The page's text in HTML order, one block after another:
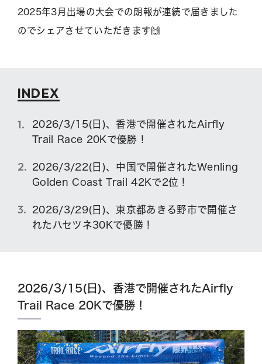
2025年3月出場の大会での朗報が連続で届きました
のでシェアさせていただきます🙌
INDEX
2026/3/15(日)、香港で開催されたAirfly
Trail Race 20Kで優勝！
2026/3/22(日)、中国で開催されたWenling
Golden Coast Trail 42Kで2位！
2026/3/29(日)、東京都あきる野市で開催さ
れたハセツネ30Kで優勝！
2026/3/15(日)、香港で開催されたAirfly
Trail Race 20Kで優勝！